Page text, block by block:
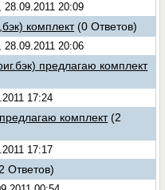
20:09
комплект (0 Ответов)
20:06
предлагаю комплект
17:24
комплект (2
17:17
Ответов)